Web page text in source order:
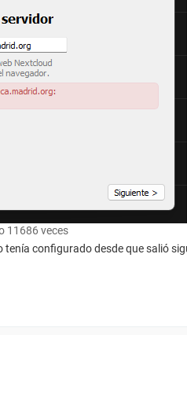
11686 veces
configurado desde que salió